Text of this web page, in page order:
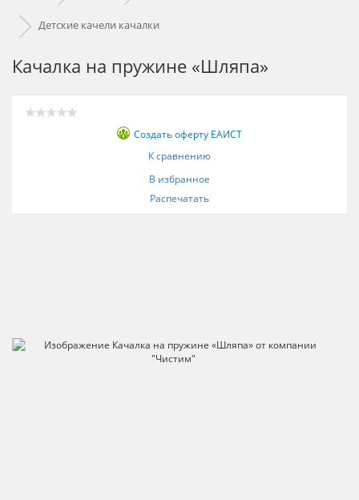
Детские качели качалки
Качалка на пружине «Шляпа»
Создать оферту ЕАИСТ
К сравнению
В избранное
Распечатать